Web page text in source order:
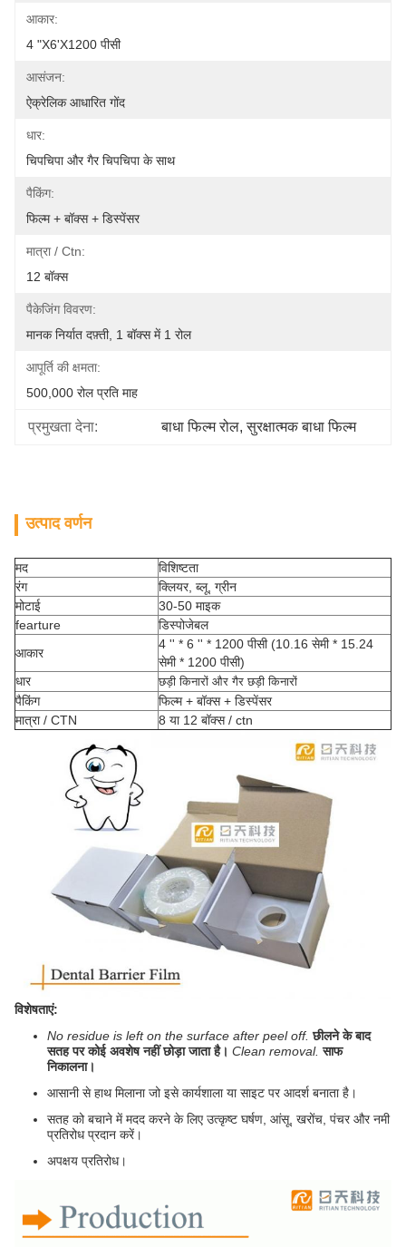
आकार:
4 "x6'x1200 पीसी
आसंजन:
ऐक्रेलिक आधारित गोंद
धार:
चिपचिपा और गैर चिपचिपा के साथ
पैकिंग:
फिल्म + बॉक्स + डिस्पेंसर
मात्रा / Ctn:
12 बॉक्स
पैकेजिंग विवरण:
मानक निर्यात दफ़्ती, 1 बॉक्स में 1 रोल
आपूर्ति की क्षमता:
500,000 रोल प्रति माह
प्रमुखता देना: बाधा फिल्म रोल, सुरक्षात्मक बाधा फिल्म
उत्पाद वर्णन
मद
विशिष्टता
रंग
क्लियर, ब्लू, ग्रीन
मोटाई
30-50 माइक
fearture
डिस्पोजेबल
आकार
4 '' * 6 '' * 1200 पीसी (10.16 सेमी * 15.24
सेमी * 1200 पीसी)
धार
छड़ी किनारों और गैरछड़ी किनारों
पैकिंग
फिल्म + बॉक्स + डिस्पेंसर
मात्रा / CTN
8 या 12 बॉक्स / ctn
विशेषताएं:
No residue is left on the surface after peel off. छीलने के बाद
सतह पर कोई अवशेष नहीं छोड़ा जाता है। Clean removal. साफ
निकालना।
आसानी से हाथ मिलाना जो इसे कार्यशाला या साइट पर आदर्श बनाता है।
सतह को बचाने में मदद करने के लिए उत्कृष्ट घर्षण, आंसू, खरोंच, पंचर और नमी
प्रतिरोध प्रदान करें।
अपक्षय प्रतिरोध।